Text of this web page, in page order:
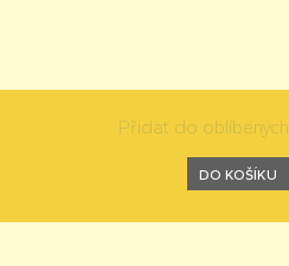
Přidat do oblíbených
DO KOŠÍKU